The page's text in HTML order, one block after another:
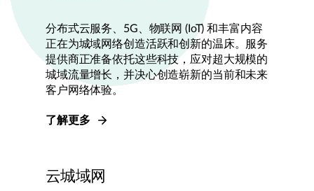
分布式云服务、5G、物联网 (IoT) 和丰富内容
正在为城域网络创造活跃和创新的温床。服务
提供商正准备依托这些科技，应对超大规模的
城域流量增长，并决心创造崭新的当前和未来
客户网络体验。
了解更多
云城域网